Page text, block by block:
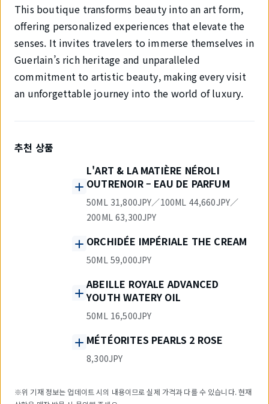
This boutique transforms beauty into an art form,
offering personalized experiences that elevate the
senses. It invites travelers to immerse themselves in
Guerlain’s rich heritage and unparalleled
commitment to artistic beauty, making every visit
an unforgettable journey into the world of luxury.
추천 상품
L'ART & LA MATIÈRE NÉROLI
OUTRENOIR – EAU DE PARFUM
50ML 31,800JPY／100ML 44,660JPY／
200ML 63,300JPY
ORCHIDÉE IMPÉRIALE THE CREAM
50ML 59,000JPY
ABEILLE ROYALE ADVANCED
YOUTH WATERY OIL
50ML 16,500JPY
MÉTÉORITES PEARLS 2 ROSE
8,300JPY
※위 기재 정보는 업데이트 시의 내용이므로 실제 가격과 다를 수 있습니다. 현재